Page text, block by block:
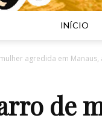
INÍCIO
agredida em
de